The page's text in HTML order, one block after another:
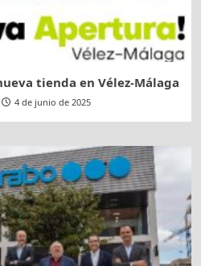
tienda en Vélez-Málaga
4 de junio de 2025